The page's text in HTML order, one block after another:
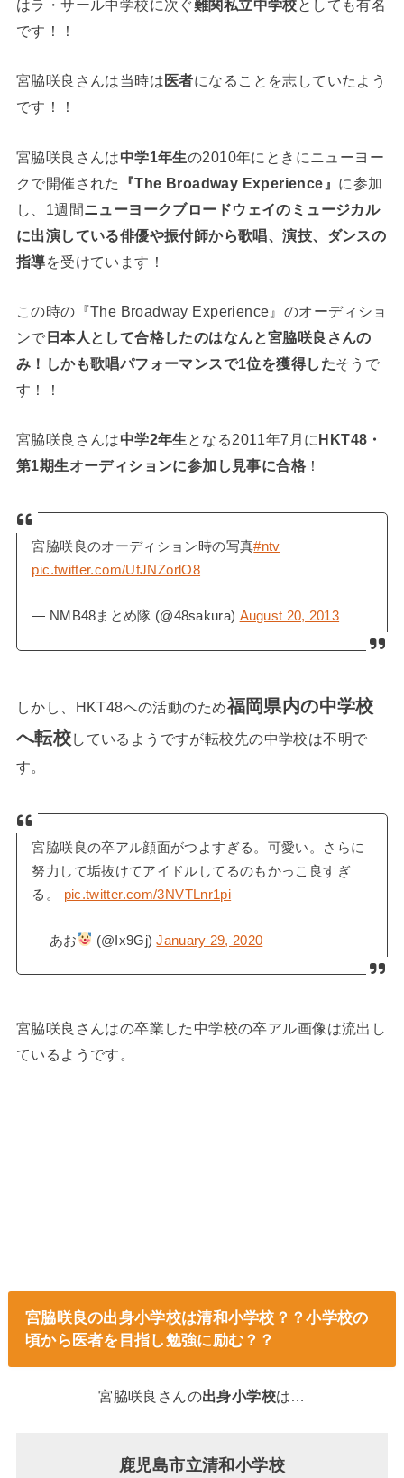
はラ・サール中学校に次ぐ難関私立中学校としても有名
です！！
宮脇咲良さんは当時は医者になることを志していたよう
です！！
宮脇咲良さんは中学1年生の2010年にときにニューヨー
クで開催された
『The Broadway Experience』 に参加
し、1週間 ニューヨークブロードウェイのミュージカル
に出演している俳優や振付師から歌唱、演技、ダンスの
指導を受けています！
この時の『The Broadway Experience』のオーディショ
ンで 日本人として合格したのはなんと宮脇咲良さんの
み！しかも歌唱パフォーマンスで1位を獲得したそうで
す！！
宮脇咲良さんは中学2年生 となる2011年7月にHKT48・
第1期生オーディションに参加し見事に合格 ！
宮脇咲良のオーディション時の写真#ntv
pic.twitter.com/UfJNZorlO8
— NMB48まとめ隊 (@48sakura) August 20, 2013
しかし、HKT48への活動のため福岡県内の中学校
へ転校しているようですが転校先の中学校は不明で
す。
宮脇咲良の卒アル顔面がつよすぎる。可愛い。さらに
努力して垢抜けてアイドルしてるのもかっこ良すぎ
る。 pic.twitter.com/3NVTLnr1pi
— あお (@Ix9Gj)January 29, 2020
宮脇咲良さんはの卒業した中学校の卒アル画像は流出し
ているようです。
宮脇咲良の出身小学校は清和小学校？？小学校の
頃から医者を目指し勉強に励む？？
宮脇咲良さんの出身小学校は…
鹿児島市立清和小学校